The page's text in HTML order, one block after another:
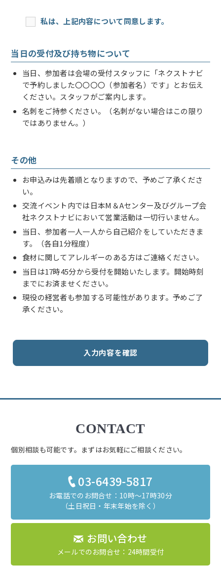
私は、上記内容について同意します。
当日の受付及び持ち物について
当日、参加者は会場の受付スタッフに「ネクストナビ
で予約しました〇〇〇〇（参加者名）です」とお伝え
ください。スタッフがご案内します。
名刺をご持参ください。（名刺がない場合はこの限り
ではありません。）
その他
お申込みは先着順となりますので、予めご了承くださ
い。
交流イベント内では日本M＆Aセンター及びグループ会
社ネクストナビにおいて営業活動は一切行いません。
当日、参加者一人一人から自己紹介をしていただきま
す。（各自1分程度）
食材に関してアレルギーのある方はご連絡ください。
当日は17時45分から受付を開始いたします。開始時刻
までにお済ませください。
現役の経営者も参加する可能性があります。予めご了
承ください。
CONTACT
個別相談も可能です。まずはお気軽にご相談ください。
03-6439-5817
お電話でのお問合せ：10時～17時30分
（土日祝日・年末年始を除く）
お問い合わせ
メールでのお問合せ：24時間受付